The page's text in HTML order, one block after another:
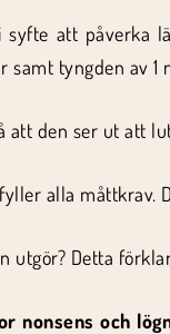
att påverka
tyngden av 1
att den ser ut att
alla måttkrav.
utgör? Detta
nonsens och